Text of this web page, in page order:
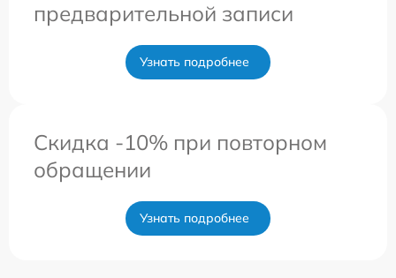
предварительной записи
Узнать подробнее
Скидка -10% при повторном
обращении
Узнать подробнее